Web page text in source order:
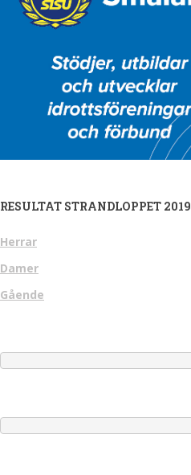
RESULTAT STRANDLOPPET 2019
Herrar
Damer
Gående